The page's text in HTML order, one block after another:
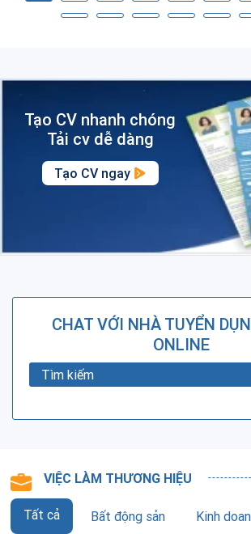
Tạo CV nhanh chóng
Tải cv dễ dàng
Tạo CV ngay
CHAT VỚI NHÀ TUYỂN
ONLINE
VIỆC LÀM THƯƠNG HIỆU
Tất cả Bất động sản Kinh